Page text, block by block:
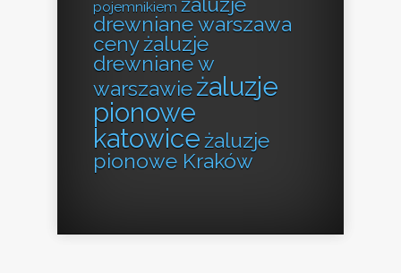
pojemnikiem
drewniane warszawa
cenyżaluzje
drewniane w
warszawieżaluzje
pionowe
katowice żaluzje
pionowe Kraków